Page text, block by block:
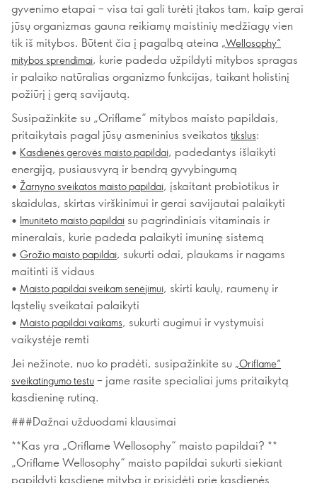
gyvenimo etapai – visa tai gali turėti įtakos tam, kaip gerai
jūsų organizmas gauna reikiamų maistinių medžiagų vien
tik iš mitybos. Būtent čia į pagalbą ateina „Wellosophy“
mitybos sprendimai, kurie padeda užpildyti mitybos spragas
ir palaiko natūralias organizmo funkcijas, taikant holistinį
požiūrį į gerą savijautą.
Susipažinkite su „Oriflame“ mitybos maisto papildais,
pritaikytais pagal jūsų asmeninius sveikatos tikslus:
• Kasdienės gerovės maisto papildai, padedantys išlaikyti
energiją, pusiausvyrą ir bendrą gyvybingumą
• Žarnyno sveikatos maisto papildai, įskaitant probiotikus ir
skaidulas, skirtas virškinimui ir gerai savijautai palaikyti
• Imuniteto maisto papildai su pagrindiniais vitaminais ir
mineralais, kurie padeda palaikyti imuninę sistemą
• Grožio maisto papildai, sukurti odai, plaukams ir nagams
maitinti iš vidaus
• Maisto papildai sveikam senėjimui, skirti kaulų, raumenų ir
ląstelių sveikatai palaikyti
• Maisto papildai vaikams, sukurti augimui ir vystymuisi
vaikystėje remti
Jei nežinote, nuo ko pradėti, susipažinkite su „Oriflame“
sveikatingumo testu – jame rasite specialiai jums pritaikytą
kasdieninę rutiną.
###Dažnai užduodami klausimai
**Kas yra „Oriflame Wellosophy“ maisto papildai? **
„Oriflame Wellosophy“ maisto papildai sukurti siekiant
papildyti kasdienę mitybą ir prisidėti prie kasdienės